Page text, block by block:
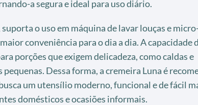
a segura e ideal para uso diário.
o uso em máquina de lavar louças e
conveniência para o dia a dia. A capacidade
porções que exigem delicadeza, como caldas e
pequenas. Dessa forma, a cremeira Luna é
um utensílio moderno, funcional e de fácil
domésticos e ocasiões informais.